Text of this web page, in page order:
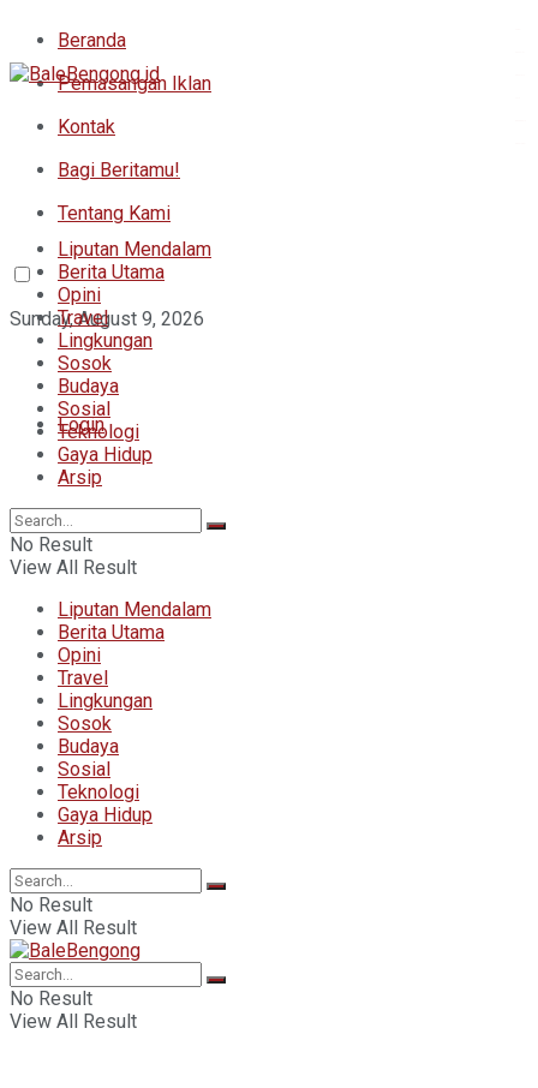
Beranda
Pemasangan Iklan
Kontak
Bagi Beritamu!
Tentang Kami
Sunday, August 9, 2026
Login
Liputan Mendalam
Berita Utama
Opini
Travel
Lingkungan
Sosok
Budaya
Sosial
Teknologi
Gaya Hidup
Arsip
No Result
View All Result
Liputan Mendalam
Berita Utama
Opini
Travel
Lingkungan
Sosok
Budaya
Sosial
Teknologi
Gaya Hidup
Arsip
No Result
View All Result
No Result
View All Result